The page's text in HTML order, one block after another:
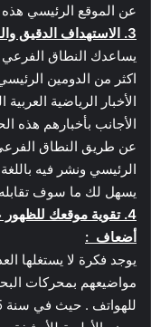
عن الموقع الرئيسي
3. الاستهداف الدقيق والناجح :
يساعدك النطاق
اكثر من الدومين
الأخبار الرياضية
الأجانب بأخبارهم هذه
عن طريق النطاق
الرئيسي ونشر فيه
يسهل لك ما سوف
4. تقوية موقعك
أضعاف :
يوجد فكرة لا يستغلها
مواضيعهم بمحركات